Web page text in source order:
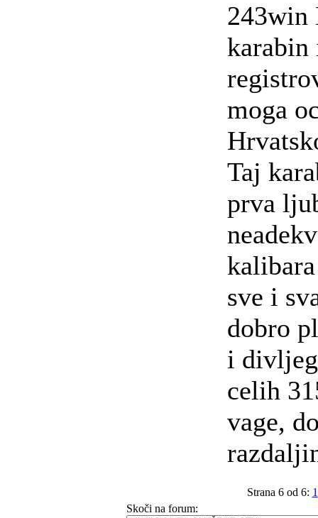
243win
karabin
moga
Taj
prva
sve i
dobro
i
celih
vage,
Strana 6 od 6: 1
Skoči na forum: